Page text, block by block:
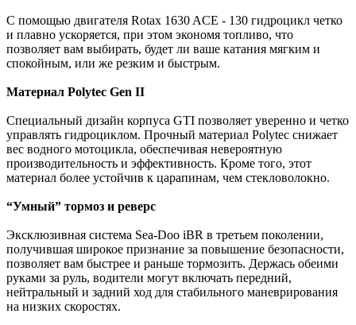
С помощью двигателя Rotax 1630 ACE - 130 гидроцикл четко
и плавно ускоряется, при этом экономя топливо, что
позволяет вам выбирать, будет ли ваше катания мягким и
спокойным, или же резким и быстрым.
Материал Polytec Gen II
Специальный дизайн корпуса GTI позволяет уверенно и четко
управлять гидроциклом. Прочный материал Polytec снижает
вес водного мотоцикла, обеспечивая невероятную
производительность и эффективность. Кроме того, этот
материал более устойчив к царапинам, чем стекловолокно.
“Умный” тормоз и реверс
Эксклюзивная система Sea-Doo iBR в третьем поколении,
получившая широкое признание за повышение безопасности,
позволяет вам быстрее и раньше тормозить. Держась обеими
руками за руль, водители могут включать передний,
нейтральный и задний ход для стабильного маневрирования
на низких скоростях.